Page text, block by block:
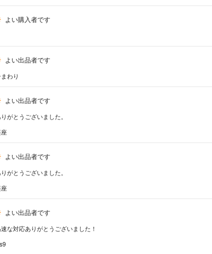
よい購入者です
よい出品者です
わり
よい出品者です
がとうございました。
よい出品者です
がとうございました。
よい出品者です
な対応ありがとうございました！